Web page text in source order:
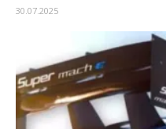
30.07.2025